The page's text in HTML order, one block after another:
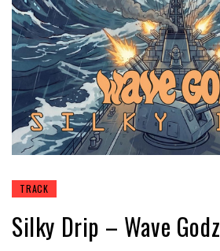
TRACK
Silky Drip – Wave Godz